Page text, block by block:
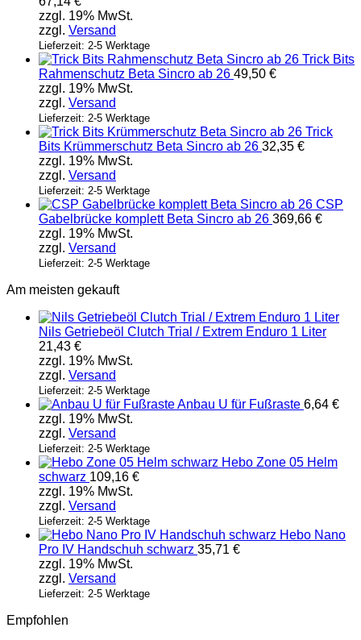
zzgl. 19% MwSt.
zzgl. Versand
Lieferzeit: 2-5 Werktage
Trick Bits
Rahmenschutz Beta Sincro ab 26 49,50 €
zzgl. 19% MwSt.
zzgl. Versand
Lieferzeit: 2-5 Werktage
Trick
Bits Krümmerschutz Beta Sincro ab 26 32,35 €
zzgl. 19% MwSt.
zzgl. Versand
Lieferzeit: 2-5 Werktage
CSP
Gabelbrücke komplett Beta Sincro ab 26 369,66 €
zzgl. 19% MwSt.
zzgl. Versand
Lieferzeit: 2-5 Werktage
Am meisten gekauft
Nils Getriebeöl Clutch Trial / Extrem Enduro 1 Liter
21,43 €
zzgl. 19% MwSt.
zzgl. Versand
Lieferzeit: 2-5 Werktage
Anbau U für Fußraste 6,64 €
zzgl. 19% MwSt.
zzgl. Versand
Lieferzeit: 2-5 Werktage
Hebo Zone 05 Helm
schwarz 109,16 €
zzgl. 19% MwSt.
zzgl. Versand
Lieferzeit: 2-5 Werktage
Hebo Nano
Pro IV Handschuh schwarz 35,71 €
zzgl. 19% MwSt.
zzgl. Versand
Lieferzeit: 2-5 Werktage
Empfohlen